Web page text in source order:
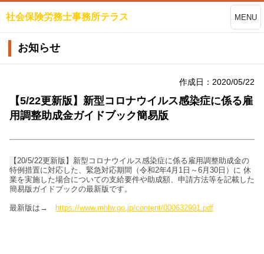
社会保険労務士事務所テラス MENU
お知らせ
作成日：2020/05/22
【5/22更新版】新型コロナウイルス感染症に係る雇
用調整助成金ガイドブック簡易版
【20/5/22更新版】新型コロナウイルス感染症に係る雇用調整助成金の
特例措置に対応した、緊急対応期間（令和2年4月1日～6月30日）に 休
業を実施した場合についての支給要件や助成額、申請方法等を記載した
簡易版ガイドブックの最新版です。
最新版は→ https://www.mhlw.go.jp/content/000632991.pdf